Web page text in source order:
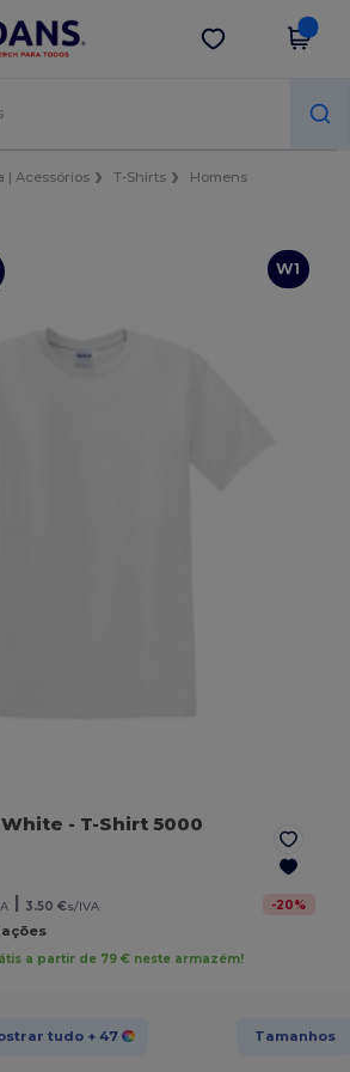
na app!
Obter app
| Acessórios T-Shirts
Homens
W1
White - T-Shirt 5000
| 3.50 €s/IVA -20%
a partir de 79 € neste armazém!
tudo + 47 Tamanhos